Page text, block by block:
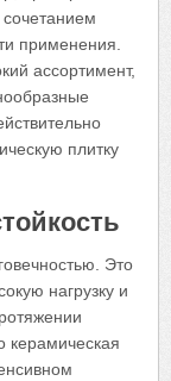
применения.
ассортимент,
плитку
Это
нагрузку и
керамическая